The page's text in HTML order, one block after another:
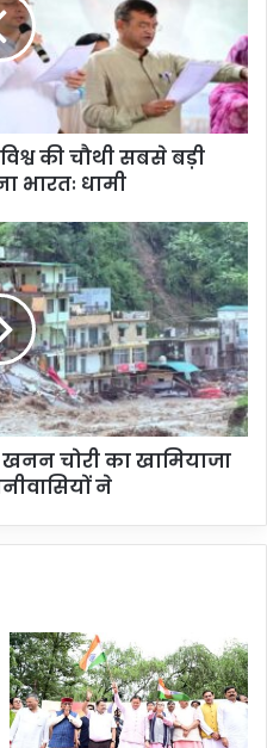
की चौथी सबसे बड़ी
भारतः धामी
चोरी का खामियाजा
ने